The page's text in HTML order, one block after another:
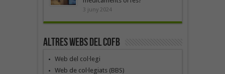
3 juny 2024
Altres webs del COFB
Web del col·legi
Web de col·legiats (BBS)